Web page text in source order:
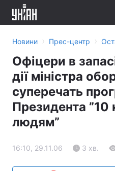
Новини › Прес-центр ›
Офіцери в
дії міністра
суперечать
Президента ”10
людям”
16:10, 29.11.06 3 хв.